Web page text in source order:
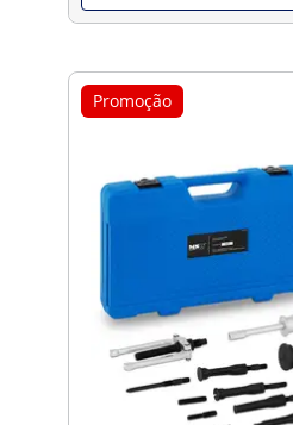
Promoção